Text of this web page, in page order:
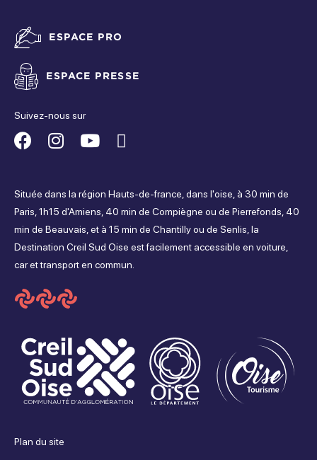
ESPACE PRO
ESPACE PRESSE
Suivez-nous sur
Suivez-
sur
Facebook
Suivez-
sur
Instagram
Suivez-
sur
Youtube
sur
Tripadvisor
Située dans la région Hauts-de-france, dans l'oise, à 30 min de
Paris, 1h15 d'Amiens, 40 min de Compiègne ou de Pierrefonds, 40
min de Beauvais, et à 15 min de Chantilly ou de Senlis, la
Destination Creil Sud Oise est facilement accessible en voiture,
car et transport en commun.
Plan du site